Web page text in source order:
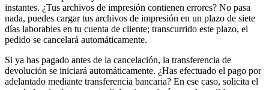
instantes. ¿Tus archivos de impresión contienen errores? No pasa
nada, puedes cargar tus archivos de impresión en un plazo de siete
días laborables en tu cuenta de cliente; transcurrido este plazo, el
pedido se cancelará automáticamente.
Si ya has pagado antes de la cancelación, la transferencia de
devolución se iniciará automáticamente. ¿Has efectuado el pago por
adelantado mediante transferencia bancaria? En ese caso, solicita el